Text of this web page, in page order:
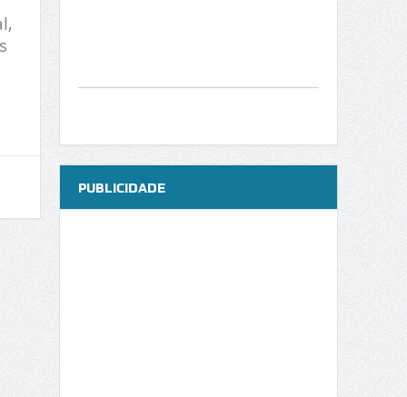
PUBLICIDADE